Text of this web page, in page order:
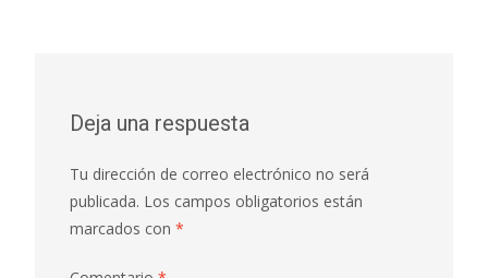
Deja una respuesta
Tu dirección de correo electrónico no será
publicada. Los campos obligatorios están
marcados con *